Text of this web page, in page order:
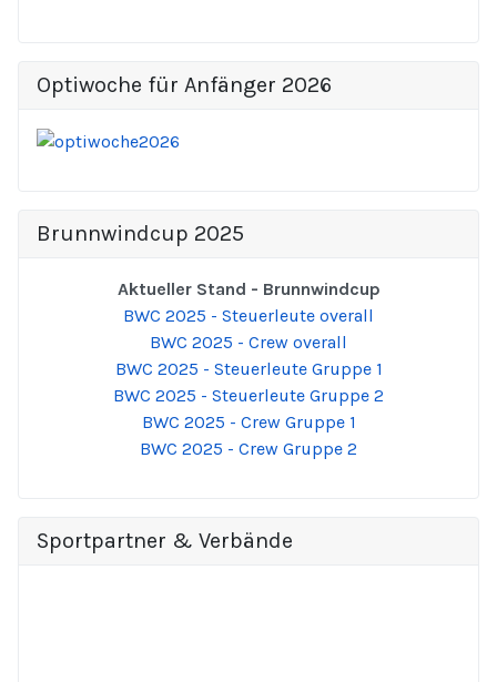
Optiwoche für Anfänger 2026
Brunnwindcup 2025
Aktueller Stand - Brunnwindcup
BWC 2025 - Steuerleute overall
BWC 2025 - Crew overall
BWC 2025 - Steuerleute Gruppe 1
BWC 2025 - Steuerleute Gruppe 2
BWC 2025 - Crew Gruppe 1
BWC 2025 - Crew Gruppe 2
Sportpartner & Verbände